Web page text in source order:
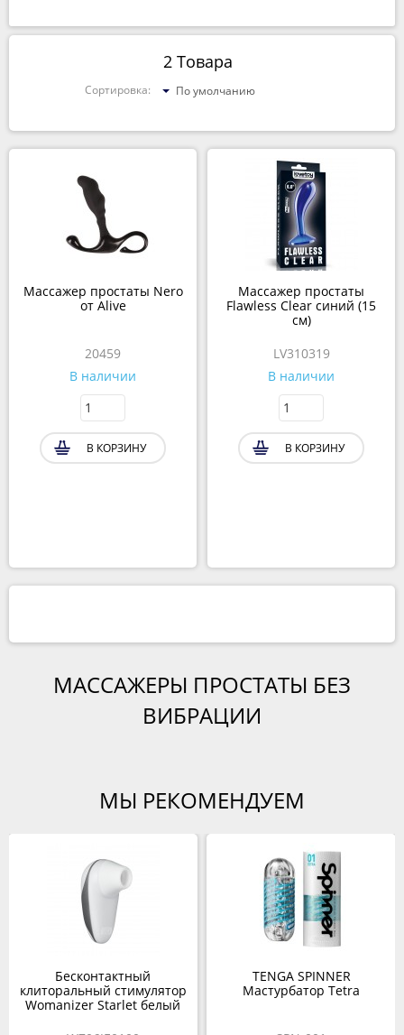
2 Товара
Сортировка: По умолчанию
Массажер простаты Nero
от Alive
20459
В наличии
В КОРЗИНУ
Массажер простаты
Flawless Clear синий (15
см)
LV310319
В наличии
В КОРЗИНУ
МАССАЖЕРЫ ПРОСТАТЫ БЕЗ
ВИБРАЦИИ
МЫ РЕКОМЕНДУЕМ
Бесконтактный
клиторальный стимулятор
Womanizer Starlet белый
TENGA SPINNER
Мастурбатор Tetra